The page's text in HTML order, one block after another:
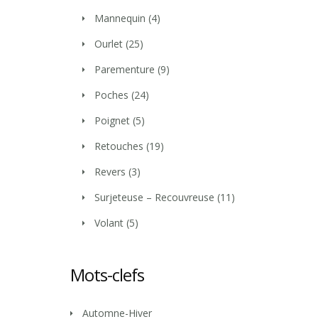
Mannequin (4)
Ourlet (25)
Parementure (9)
Poches (24)
Poignet (5)
Retouches (19)
Revers (3)
Surjeteuse – Recouvreuse (11)
Volant (5)
Mots-clefs
Automne-Hiver